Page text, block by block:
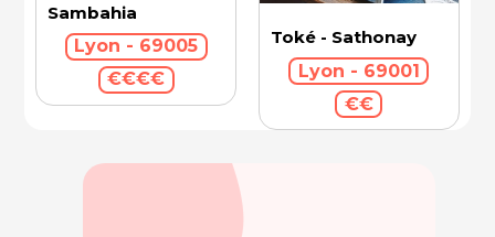
Sambahia
Lyon - 69005
€€€€
Toké - Sathonay
Lyon - 69001
€€